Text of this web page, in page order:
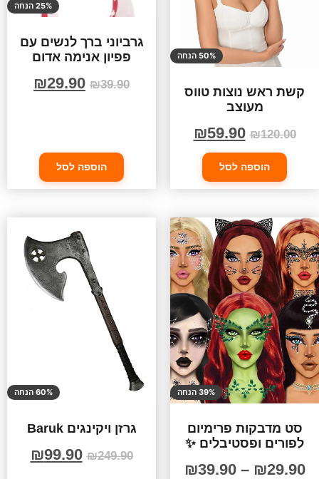
50% הנחה
קשת ראש נוצות טווס
מעוצב
₪120.00
₪59.90
הוספה לסל
25% הנחה
גרביוני ברך לנשים עם
פפיון אנימה אדום
₪39.90
₪29.90
הוספה לסל
39% הנחה
סט מדבקות פרימיום
לפורים ופסטיבלים ✨
₪29.90
–
₪39.90
60% הנחה
גרזן ויקינגים Baruk
₪249.90
₪99.90